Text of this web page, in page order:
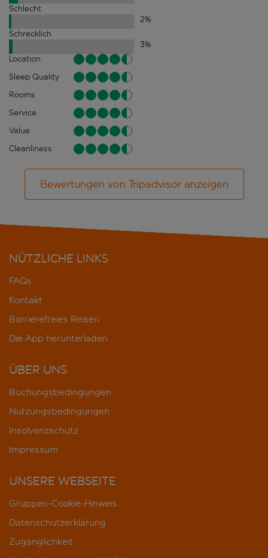
Schlecht
2%
Schrecklich
3%
Location
Sleep Quality
Rooms
Service
Value
Cleanliness
Bewertungen von Tripadvisor anzeigen
NÜTZLICHE LINKS
FAQs
Kontakt
Barrierefreies Reisen
Die App herunterladen
ÜBER UNS
Buchungsbedingungen
Nutzungsbedingungen
Insolvenzschutz
Impressum
UNSERE WEBSEITE
Gruppen-Cookie-Hinweis
Datenschutzerklärung
Zugänglichkeit